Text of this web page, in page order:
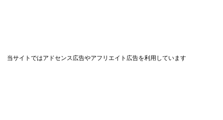
当サイトではアドセンス広告やアフリエイト広告を利用しています